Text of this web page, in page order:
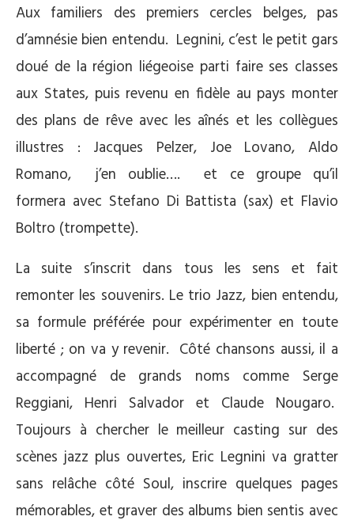
Aux familiers des premiers cercles belges, pas
d’amnésie bien entendu. Legnini, c’est le petit gars
doué de la région liégeoise parti faire ses classes
aux States, puis revenu en fidèle au pays monter
des plans de rêve avec les aînés et les collègues
illustres : Jacques Pelzer, Joe Lovano, Aldo
Romano, j’en oublie…. et ce groupe qu’il
formera avec Stefano Di Battista (sax) et Flavio
Boltro (trompette).
La suite s’inscrit dans tous les sens et fait
remonter les souvenirs. Le trio Jazz, bien entendu,
sa formule préférée pour expérimenter en toute
liberté ; on va y revenir. Côté chansons aussi, il a
accompagné de grands noms comme Serge
Reggiani, Henri Salvador et Claude Nougaro.
Toujours à chercher le meilleur casting sur des
scènes jazz plus ouvertes, Eric Legnini va gratter
sans relâche côté Soul, inscrire quelques pages
mémorables, et graver des albums bien sentis avec